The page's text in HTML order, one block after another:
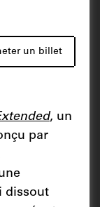
un billet
, un
par
dissout